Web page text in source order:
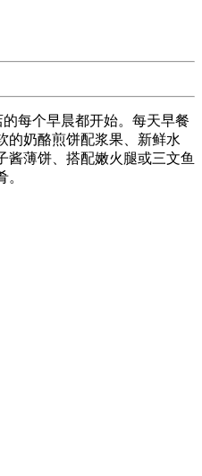
每个早晨都开始。每天早餐
的奶酪煎饼配浆果、新鲜水
酱薄饼、搭配嫩火腿或三文鱼